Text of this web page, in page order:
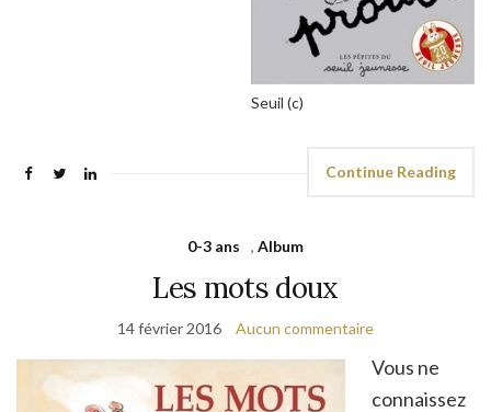
Seuil (c)
Continue Reading
0-3 ans , Album
Les mots doux
14 février 2016 Aucun commentaire
Vous ne
connaissez